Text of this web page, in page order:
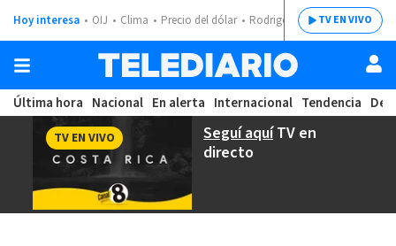
Hoy interesa OIJ Clima Precio del dólar Rodrigo ChavesTV EN VIVO
Última hora Nacional En alerta Internacional Tendencia
Seguí aquíTV en
directo
TV EN VIVO